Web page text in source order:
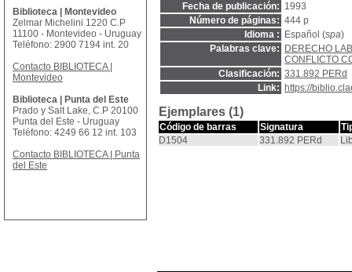
Fecha de publicación: 1993
Número de páginas: 444 p
Idioma :
Español (spa)
Palabras clave:
DERECHO
CONFLICTO
Clasificación: 331.892 PERd
Link:
https://
Ejemplares (1)
Código de barras Signatura
D1504
331.892 PERd
Biblioteca | Montevideo
Zelmar Michelini 1220 C.P
11100 - Montevideo - Uruguay
Teléfono: 2900 7194 int. 20
Contacto BIBLIOTECA |
Montevideo
Biblioteca | Punta del Este
Prado y Salt Lake, C.P 20100
Punta del Este - Uruguay
Teléfono: 4249 66 12 int. 103
Contacto BIBLIOTECA | Punta
del Este